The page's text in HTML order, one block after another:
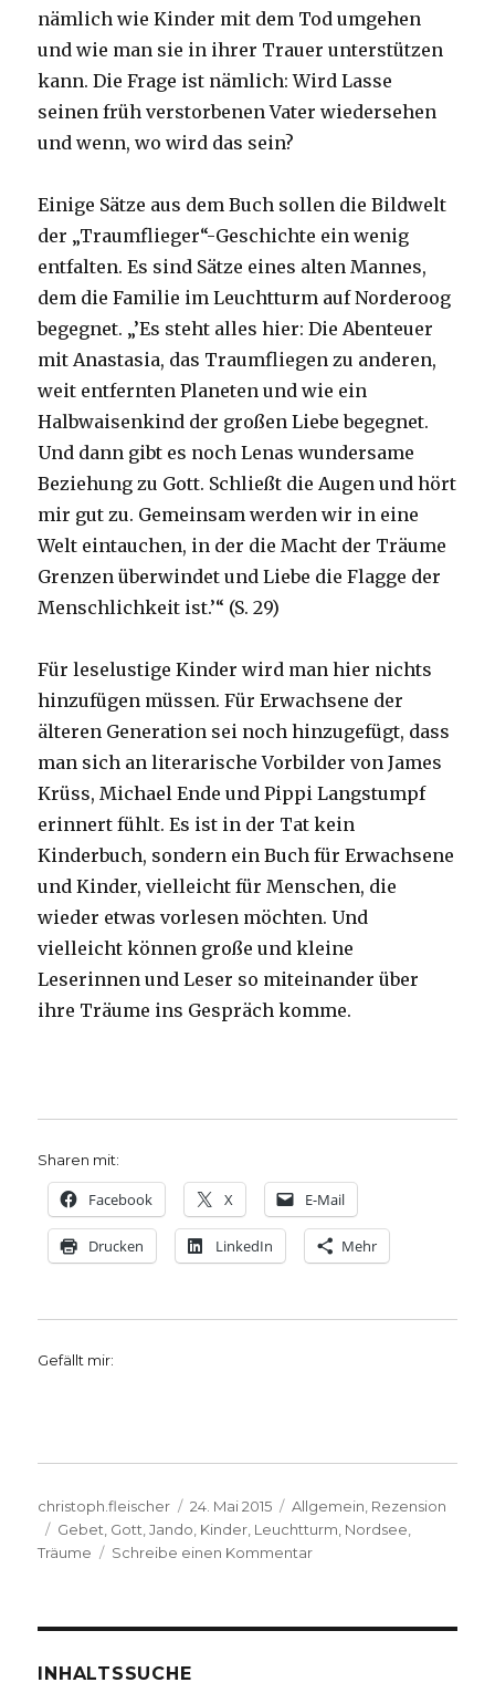
nämlich wie Kinder mit dem Tod umgehen
und wie man sie in ihrer Trauer unterstützen
kann. Die Frage ist nämlich: Wird Lasse
seinen früh verstorbenen Vater wiedersehen
und wenn, wo wird das sein?
Einige Sätze aus dem Buch sollen die Bildwelt
der „Traumflieger“-Geschichte ein wenig
entfalten. Es sind Sätze eines alten Mannes,
dem die Familie im Leuchtturm auf Norderoog
begegnet. „’Es steht alles hier: Die Abenteuer
mit Anastasia, das Traumfliegen zu anderen,
weit entfernten Planeten und wie ein
Halbwaisenkind der großen Liebe begegnet.
Und dann gibt es noch Lenas wundersame
Beziehung zu Gott. Schließt die Augen und hört
mir gut zu. Gemeinsam werden wir in eine
Welt eintauchen, in der die Macht der Träume
Grenzen überwindet und Liebe die Flagge der
Menschlichkeit ist.’“ (S. 29)
Für leselustige Kinder wird man hier nichts
hinzufügen müssen. Für Erwachsene der
älteren Generation sei noch hinzugefügt, dass
man sich an literarische Vorbilder von James
Krüss, Michael Ende und Pippi Langstumpf
erinnert fühlt. Es ist in der Tat kein
Kinderbuch, sondern ein Buch für Erwachsene
und Kinder, vielleicht für Menschen, die
wieder etwas vorlesen möchten. Und
vielleicht können große und kleine
Leserinnen und Leser so miteinander über
ihre Träume ins Gespräch komme.
Sharen mit:
Facebook X E-Mail
Drucken LinkedIn Mehr
Gefällt mir:
Autor
christoph.fleischer
Veröffentlicht
am
24. Mai 2015 Kategorien
Allgemein Rezension
Schlagwörter
Gebet Gott ,Jando Kinder Leuchtturm Nordsee
Träume
Schreibe einen Kommentarzu
INHALTSSUCHE